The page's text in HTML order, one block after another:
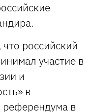
российский
участие в
и
в
референдума в